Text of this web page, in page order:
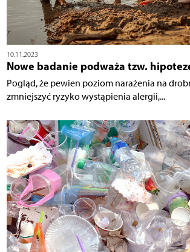
10.11.2023
Nowe badanie podważa tzw.
Pogląd, że pewien poziom narażenia na
zmniejszyć ryzyko wystąpienia alergii,...